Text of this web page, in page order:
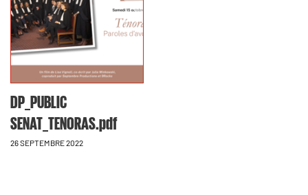
DP_PUBLIC
SENAT_TENORAS.pdf
26 SEPTEMBRE 2022